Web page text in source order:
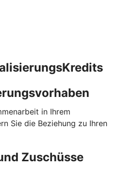
in Ihrem
Sie die Beziehung zu Ihren
Zuschüsse